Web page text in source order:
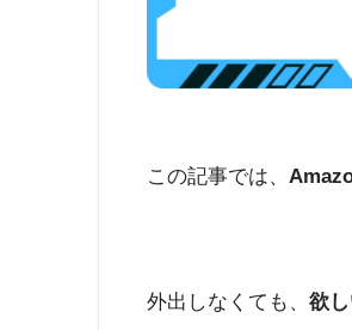
この記事では、
外出しなくても、 欲